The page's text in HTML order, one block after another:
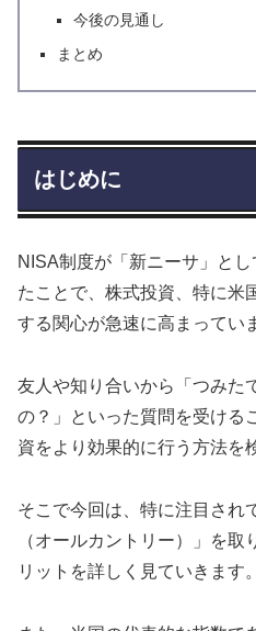
今後の見通し
まとめ
はじめに
NISA制度が「新ニーサ」と
たことで、株式投資、特に米
する関心が急速に高まってい
友人や知り合いから「つみた
の？」といった質問を受ける
資をより効果的に行う方法を
そこで今回は、特に注目され
（オールカントリー）」を
リットを詳しく見ていきます。